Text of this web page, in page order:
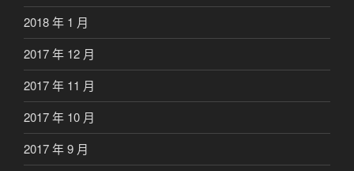
2018 年 1 月
2017 年 12 月
2017 年 11 月
2017 年 10 月
2017 年 9 月